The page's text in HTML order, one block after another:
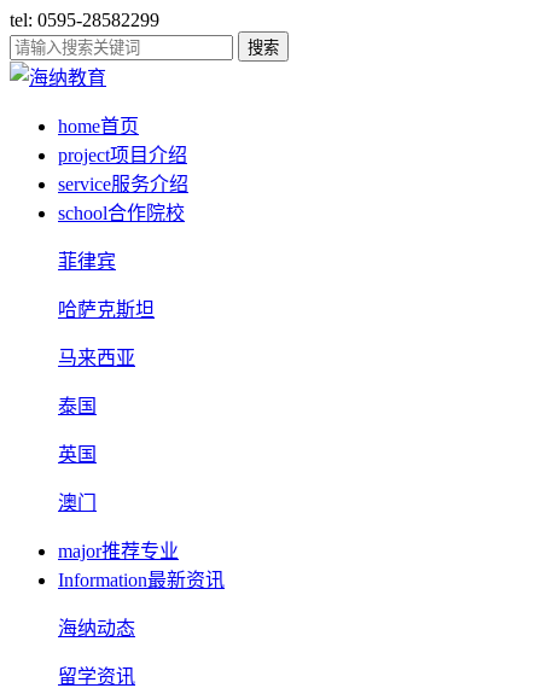
tel: 0595-28582299
搜索
home首页
project项目介绍
service服务介绍
school合作院校
菲律宾
哈萨克斯坦
马来西亚
泰国
英国
澳门
major推荐专业
Information最新资讯
海纳动态
留学资讯